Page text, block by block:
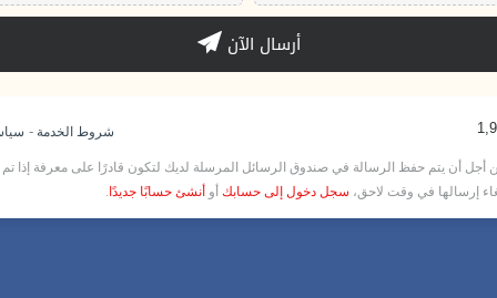
أرسال الآن
شروط الخدمة -
أن يتم حفظ الرسالة في صندوق الرسائل المرسلة لديك لتكون قادرًا على معرفة إذا تم
إرسالها في وقت لاحق، سجل دخول إلى حسابك أو أنشئ حسابًا جديدًا .